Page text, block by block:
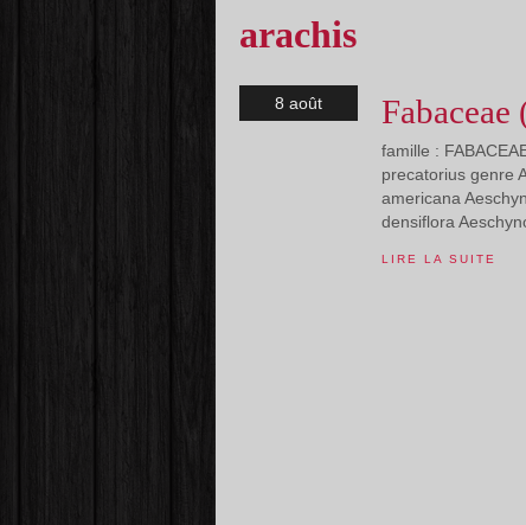
arachis
8 août
famille :
precatorius genre
americana
densiflora
LIRE LA SUITE